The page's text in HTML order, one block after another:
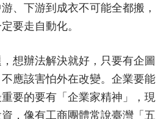
、下游到成衣不可能全都搬，
要走自動化。
想辦法解決就好，只要有企圖
應該害怕外在改變。企業要能
要的要有「企業家精神」，現
，像有工商團體常說臺灣「五